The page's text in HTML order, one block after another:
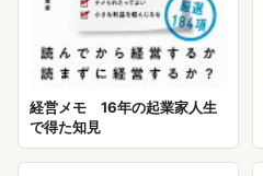
経営メモ 16年の起業家人生
で得た知見